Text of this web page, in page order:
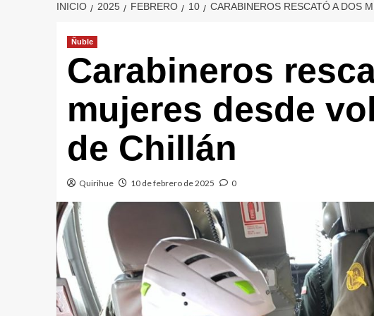
INICIO 2025 FEBRERO 10 CARABINEROS RESCATÓ A DOS
Ñuble
Carabineros
mujeres desde
de Chillán
Quirihue 10 de febrero de 2025 0